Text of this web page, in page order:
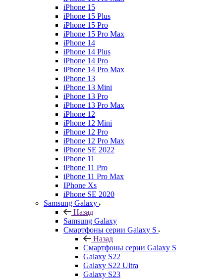
iPhone 15
iPhone 15 Plus
iPhone 15 Pro
iPhone 15 Pro Max
iPhone 14
iPhone 14 Plus
iPhone 14 Pro
iPhone 14 Pro Max
iPhone 13
iPhone 13 Mini
iPhone 13 Pro
iPhone 13 Pro Max
iPhone 12
iPhone 12 Mini
iPhone 12 Pro
iPhone 12 Pro Max
iPhone SE 2022
iPhone 11
iPhone 11 Pro
iPhone 11 Pro Max
IPhone Xs
iPhone SE 2020
Samsung Galaxy
Назад
Samsung Galaxy
Смартфоны серии Galaxy S
Назад
Смартфоны серии Galaxy S
Galaxy S22
Galaxy S22 Ultra
Galaxy S23